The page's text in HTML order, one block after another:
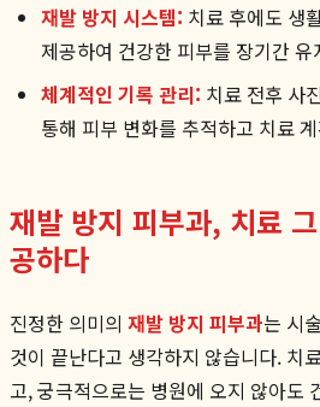
재발 방지 시스템: 치료 후에도 생
제공하여 건강한 피부를 장기간
체계적인 기록 관리: 치료 전후 사
통해 피부 변화를 추적하고 치료
재발 방지 피부과, 치료
공하다
진정한 의미의 재발 방지 피부과는 시
것이 끝난다고 생각하지 않습니다. 치
고, 궁극적으로는 병원에 오지 않아도